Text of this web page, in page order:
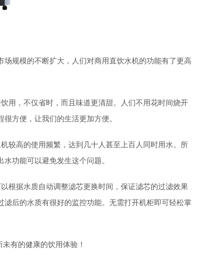
规模的不断扩大，人们对商用直饮水机的功能有了更高
用，不仅省时，而且味道更清甜。人们不用花时间烧开
方便，让我们的生活更加方便。
较高的使用频繁，达到几十人甚至上百人同时用水。所
功能可以避免发生这个问题。
根据水质自动调整滤芯更换时间，保证滤芯的过滤效果
后的水质有很好的监控功能。无需打开机柜即可轻松掌
有的健康的饮用体验！